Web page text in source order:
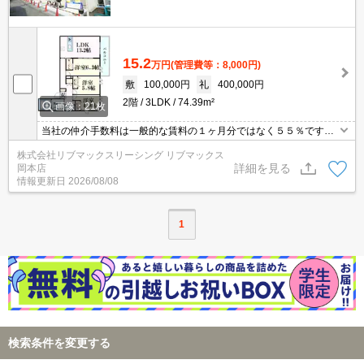
画像：21枚
15.2万円(管理費等：8,000円)
敷
100,000円 礼
400,000円
2階
3LDK 74.39m²
当社の仲介手数料は一般的な賃料の１ヶ月分ではなく５５％です。
耐火・遮音性に優れたヘーベルメゾン。初期費用クレジット支払可
能。他社掲載物件もまとめてご紹介可能です。問合せ当日でもご対
応可能。土日祝日は混み合いますのでお早めにご予約ください。
株式会社リブマックスリーシング リブマックス
岡本店
情報更新日 2026/08/08
詳細を見る
1
検索条件を変更する